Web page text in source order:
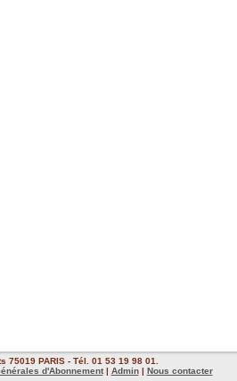
PARIS - Tél. 01 53 19 98 01.
d'Abonnement| Admin| Nous contacter